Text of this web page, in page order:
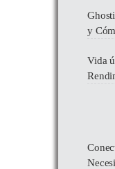
y
Vida